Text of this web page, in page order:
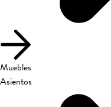
Muebles
Asientos